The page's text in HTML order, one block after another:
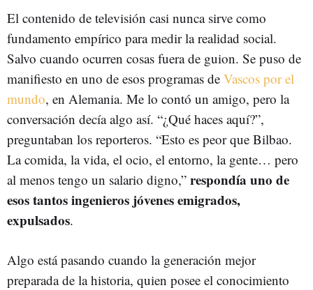
El contenido de televisión casi nunca sirve como
fundamento empírico para medir la realidad social.
Salvo cuando ocurren cosas fuera de guion. Se puso de
manifiesto en uno de esos programas de Vascos por el
mundo, en Alemania. Me lo contó un amigo, pero la
conversación decía algo así. “¿Qué haces aquí?”,
preguntaban los reporteros. “Esto es peor que Bilbao.
La comida, la vida, el ocio, el entorno, la gente… pero
al menos tengo un salario digno,” respondía uno de
esos tantos ingenieros jóvenes emigrados,
expulsados.
Algo está pasando cuando la generación mejor
preparada de la historia, quien posee el conocimiento